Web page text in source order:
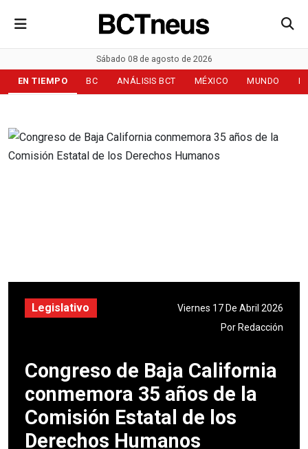
Sábado 08 de agosto de 2026
EN TIEMPO BC ANÁLISIS BCT MÉXICO MUNDO
Legislativo
Viernes 17 De Abril 2026
Por Redacción
Congreso de Baja California
conmemora 35 años de la
Comisión Estatal de los
Derechos Humanos